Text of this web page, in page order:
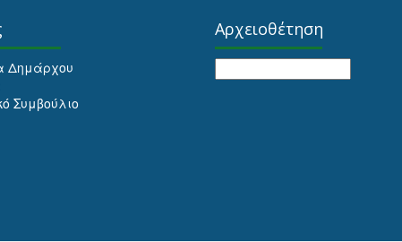
Δημάρχου
Συμβούλιο
Αρχειοθέτηση